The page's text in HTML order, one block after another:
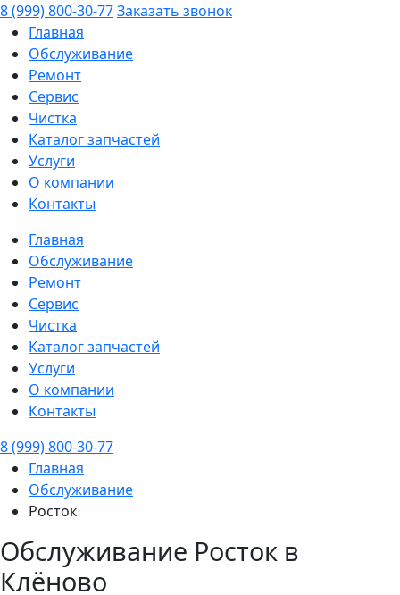
8 (999) 800-30-77Заказать звонок
Главная
Обслуживание
Ремонт
Сервис
Чистка
Каталог запчастей
Услуги
О компании
Контакты
Главная
Обслуживание
Ремонт
Сервис
Чистка
Каталог запчастей
Услуги
О компании
Контакты
8 (999) 800-30-77
Главная
Обслуживание
Росток
Обслуживание Росток в
Клёново